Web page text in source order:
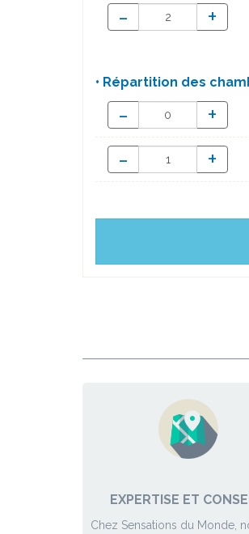
- +
• Répartition des
- +
- +
EXPERTISE ET
Chez Sensations du Monde,